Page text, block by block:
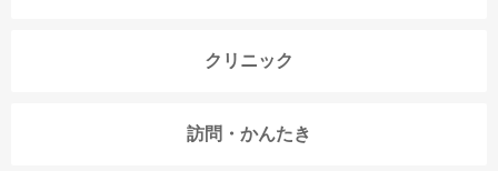
クリニック
訪問・かんたき